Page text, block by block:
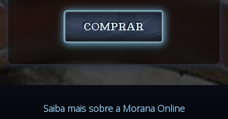
COMPRAR
Saiba mais sobre a Morana Online